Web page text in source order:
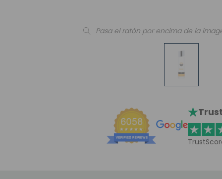
Pasa el ratón por encima de la